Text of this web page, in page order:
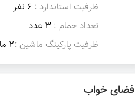
ظرفیت استاندارد : 6 نفر
تعداد حمام : 3 عدد
ظرفیت پارکینگ ماشین :2 ماشین
فضای خواب